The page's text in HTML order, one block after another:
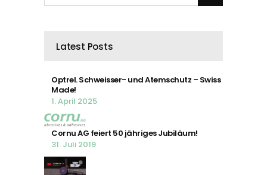
Latest Posts
Optrel. Schweisser- und Atemschutz – Swiss
Made!
1. April 2025
Cornu AG feiert 50 jähriges Jubiläum!
31. Juli 2019